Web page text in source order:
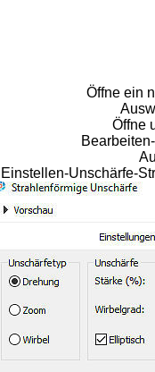
Öffne ein
Öffne
Einstellen-Unschärfe-